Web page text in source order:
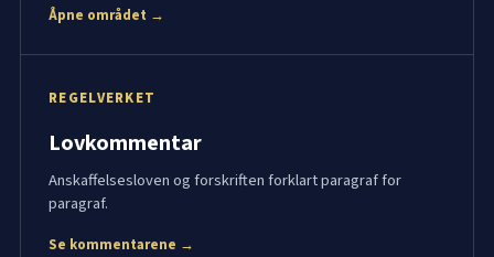
Åpne området →
REGELVERKET
Lovkommentar
Anskaffelsesloven og forskriften forklart paragraf for
paragraf.
Se kommentarene →